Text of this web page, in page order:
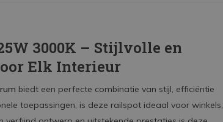
3000K – Stijlvolle en
Elk Interieur
biedt een perfecte combinatie van stijl, efficiëntie
toepassingen, is deze railspot ideaal voor winkels,